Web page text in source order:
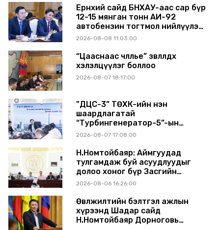
БАЙНА
Ерөнхий сайд БНХАУ-аас сар бүр
12-15 мянган тонн АИ-92
автобензин тогтмол нийлүүлэх
хүсэлт тавилаа
2026-08-08 11:03:00
“Цааснаас чөлөөлье” зөвлөлдөх
хэлэлцүүлэг боллоо
2026-08-07 18:17:00
"ДЦС-3” ТӨХК-ийн нэн
шаардлагатай
“Турбингенератор-5”-ын
шинэчлэлийн төсвийг
2026-08-07 17:08:00
Н.Номтойбаяр: Аймгуудад
тулгамдаж буй асуудлуудыг
долоо хоног бүр Засгийн
газрын хуралдаанд
2026-08-06 16:26:00
Өвөлжилтийн бэлтгэл ажлын
хүрээнд Шадар сайд
Н.Номтойбаяр Дорноговь